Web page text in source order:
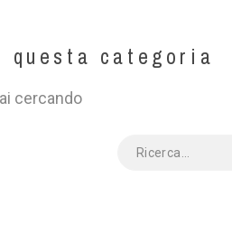
categoria
cercando